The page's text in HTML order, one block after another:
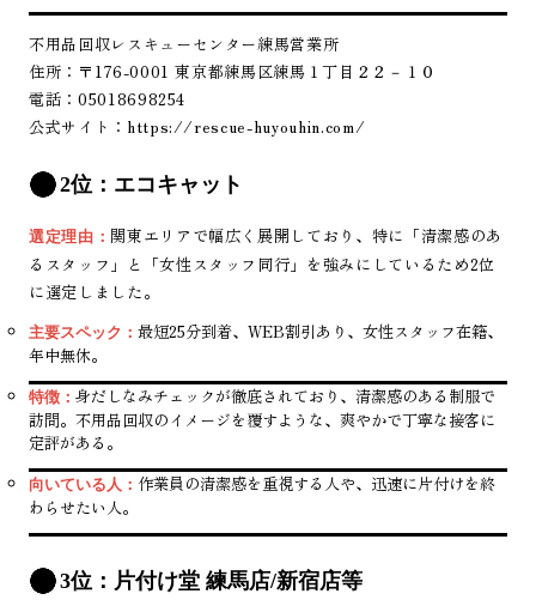
不用品回収レスキューセンター練馬営業所
住所：〒176-0001 東京都練馬区練馬１丁目２２－１０
電話：05018698254
公式サイト： https://rescue-huyouhin.com/
2位：エコキャット
選定理由： 関東エリアで幅広く展開しており、特に「清潔感のあ
るスタッフ」と「女性スタッフ同行」を強みにしているため2位
に選定しました。
主要スペック： 最短25分到着、WEB割引あり、女性スタッフ在籍、
年中無休。
特徴： 身だしなみチェックが徹底されており、清潔感のある制服で
訪問。不用品回収のイメージを覆すような、爽やかで丁寧な接客に
定評がある。
向いている人： 作業員の清潔感を重視する人や、迅速に片付けを終
わらせたい人。
3位：片付け堂 練馬店/新宿店等